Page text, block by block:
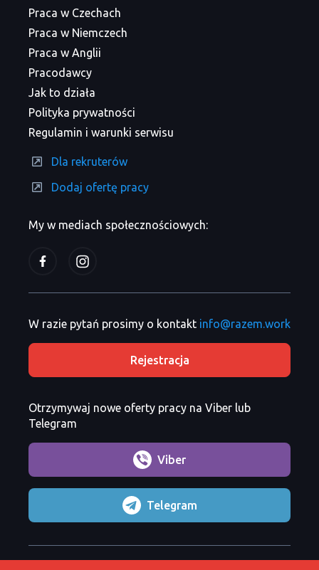
My w mediach społecznościowych:
Praca w Czechach
Praca w Niemczech
Praca w Anglii
Pracodawcy
Jak to działa
Polityka prywatności
Regulamin i warunki serwisu
Dla rekruterów
Dodaj ofertę pracy
W razie pytań prosimy o kontakt info@razem.work
Rejestracja
Otrzymywaj nowe oferty pracy na Viber lub
Telegram
Viber
Telegram